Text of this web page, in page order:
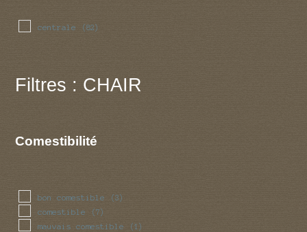
centrale (82)
Filtres : CHAIR
Comestibilité
bon comestible (3)
comestible (7)
mauvais comestible (1)